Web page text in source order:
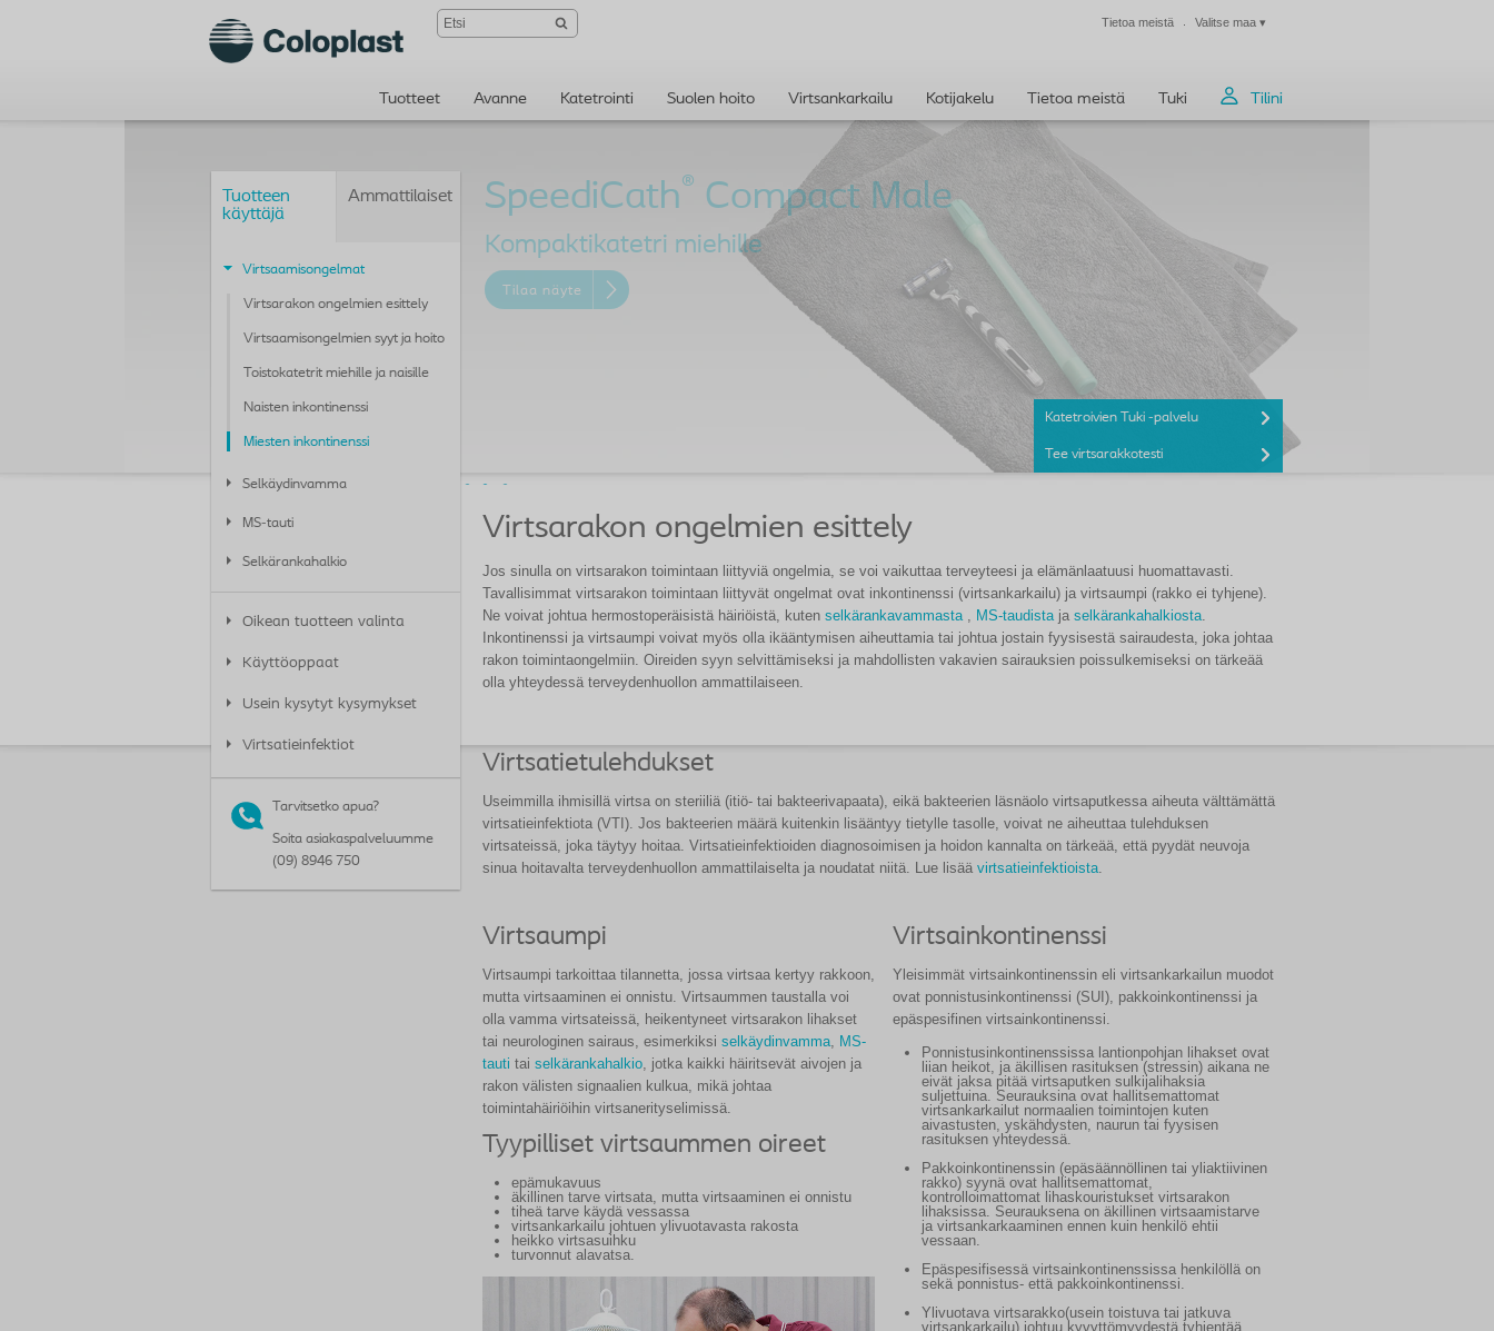
Tietoa meistä Valitse maa ▾
Tuotteet Avanne Katetrointi Suolen hoito Virtsankarkailu Kotijakelu Tietoa meistä Tuki Tilini
Tuotteen
käyttäjä
Virtsaamisongelmat
Virtsarakon ongelmien esittely
Virtsaamisongelmien syyt ja hoito
Toistokatetrit miehille ja naisille
Naisten inkontinenssi
Miesten inkontinenssi
Selkäydinvamma
MS-tauti
Selkärankahalkio
Ammattilaiset
Oikean tuotteen valinta
Käyttöoppaat
Usein kysytyt kysymykset
Virtsatieinfektiot
Tarvitsetko apua?
Soita asiakaspalveluumme
(09) 8946 750
SpeediCath® Compact Male
Kompaktikatetri miehille
Tilaa näyte
Katetroivien Tuki -palvelu
Tee virtsarakkotesti
Virtsarakon ongelmien esittely
Jos sinulla on virtsarakon toimintaan liittyviä ongelmia, se voi vaikuttaa terveyteesi ja elämänlaatuusi huomattavasti.
Tavallisimmat virtsarakon toimintaan liittyvät ongelmat ovat inkontinenssi (virtsankarkailu) ja virtsaumpi (rakko ei tyhjene).
Ne voivat johtua hermostoperäisistä häiriöistä, kuten selkärankavammasta MS-taudista ja selkärankahalkiosta
Inkontinenssi ja virtsaumpi voivat myös olla ikääntymisen aiheuttamia tai johtua jostain fyysisestä sairaudesta, joka johtaa
rakon toimintaongelmiin. Oireiden syyn selvittämiseksi ja mahdollisten vakavien sairauksien poissulkemiseksi on tärkeää
olla yhteydessä terveydenhuollon ammattilaiseen.
Virtsatietulehdukset
Useimmilla ihmisillä virtsa on steriiliä (itiö- tai bakteerivapaata), eikä bakteerien läsnäolo virtsaputkessa aiheuta välttämättä
virtsatieinfektiota (VTI). Jos bakteerien määrä kuitenkin lisääntyy tietylle tasolle, voivat ne aiheuttaa tulehduksen
virtsateissä, joka täytyy hoitaa. Virtsatieinfektioiden diagnosoimisen ja hoidon kannalta on tärkeää, että pyydät neuvoja
sinua hoitavalta terveydenhuollon ammattilaiselta ja noudatat niitä. Lue lisää virtsatieinfektioista
Virtsaumpi
Virtsaumpi tarkoittaa tilannetta, jossa virtsaa kertyy rakkoon,
mutta virtsaaminen ei onnistu. Virtsaummen taustalla voi
olla vamma virtsateissä, heikentyneet virtsarakon lihakset
tai neurologinen sairaus, esimerkiksi selkäydinvamma MS-
tauti tai selkärankahalkio , jotka kaikki häiritsevät aivojen ja
rakon välisten signaalien kulkua, mikä johtaa
toimintahäiriöihin virtsanerityselimissä.
Tyypilliset virtsaummen oireet
epämukavuus
äkillinen tarve virtsata, mutta virtsaaminen ei onnistu
tiheä tarve käydä vessassa
virtsankarkailu johtuen ylivuotavasta rakosta
heikko virtsasuihku
turvonnut alavatsa.
Virtsainkontinenssi
Yleisimmät virtsainkontinenssin eli virtsankarkailun muodot
ovat ponnistusinkontinenssi (SUI), pakkoinkontinenssi ja
epäspesifinen virtsainkontinenssi.
Ponnistusinkontinenssissa lantionpohjan lihakset ovat
liian heikot, ja äkillisen rasituksen (stressin) aikana ne
eivät jaksa pitää virtsaputken sulkijalihaksia
suljettuina. Seurauksina ovat hallitsemattomat
virtsankarkailut normaalien toimintojen kuten
aivastusten, yskähdysten, naurun tai fyysisen
rasituksen yhteydessä.
Pakkoinkontinenssin (epäsäännöllinen tai yliaktiivinen
rakko) syynä ovat hallitsemattomat,
kontrolloimattomat lihaskouristukset virtsarakon
lihaksissa. Seurauksena on äkillinen virtsaamistarve
ja virtsankarkaaminen ennen kuin henkilö ehtii
vessaan.
Epäspesifisessä virtsainkontinenssissa henkilöllä on
sekä ponnistus- että pakkoinkontinenssi.
Ylivuotava virtsarakko(usein toistuva tai jatkuva
virtsankarkailu) johtuu kyvyttömyydestä tyhjentää